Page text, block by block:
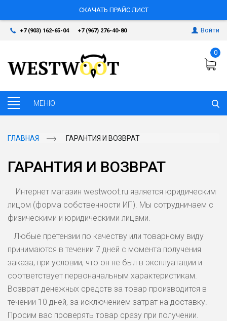
СКАЧАТЬ ПРАЙС ЛИСТ
+7 (903) 162-65-04 +7 (967) 276-40-80 Войти
0
ГЛАВНАЯ ГАРАНТИЯ И ВОЗВРАТ
ГАРАНТИЯ И ВОЗВРАТ
Интернет магазин westwoot.ru является юридическим
лицом (форма собственности ИП). Мы сотрудничаем с
физическими и юридическими лицами.
Любые претензии по качеству или товарному виду
принимаются в течении 7 дней с момента получения
заказа, при условии, что он не был в эксплуатации и
соответствует первоначальным характеристикам.
Возврат денежных средств за товар производится в
течении 10 дней, за исключением затрат на доставку.
Просим вас проверять товар сразу при получении.